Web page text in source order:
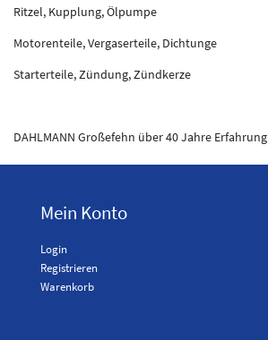
Ritzel, Kupplung, Ölpumpe
Motorenteile, Vergaserteile, Dichtunge
Starterteile, Zündung, Zündkerze
DAHLMANN Großefehn über 40 Jahre Erfahrung
Mein Konto
Login
Registrieren
Warenkorb